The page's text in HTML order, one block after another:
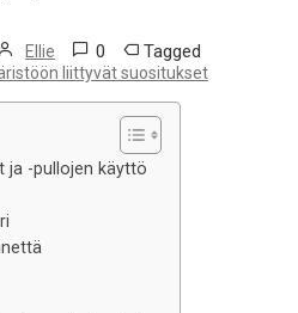
Ellie 0 Tagged
liittyvät suositukset
ja -pullojen käyttö